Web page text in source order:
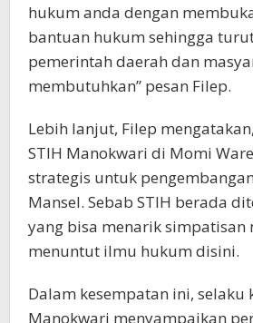
hukum anda dengan
bantuan hukum sehingga
pemerintah daerah dan
membutuhkan” pesan Filep.
Lebih lanjut, Filep
STIH Manokwari di Momi
strategis untuk
Mansel. Sebab STIH berada
yang bisa menarik simpatisan
menuntut ilmu hukum disini.
Dalam kesempatan ini, selaku
Manokwari menyampaikan